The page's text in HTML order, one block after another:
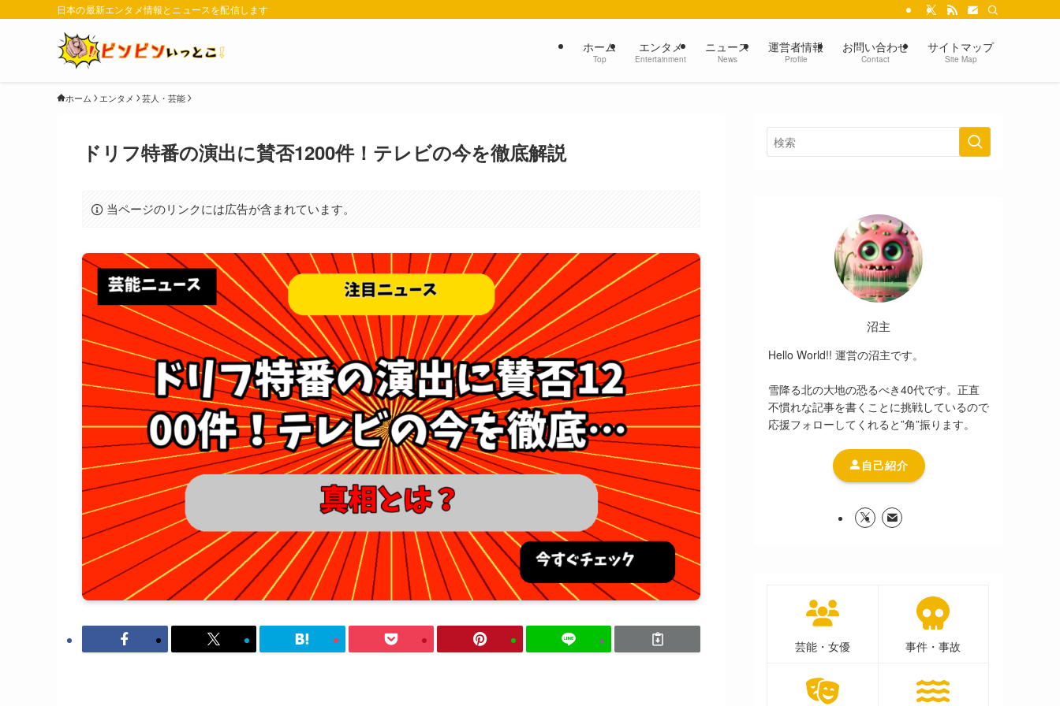
日本の最新エンタメ情報とニュースを配信します
ホーム
Top
エンタメ
Entertainment
ニュース
News
運営者情報
Profile
お問い合わせ
Contact
サイトマップ
Site Map
ホーム エンタメ 芸人・芸能
ドリフ特番の演出に賛否1200件！テレビの今を徹底解説
当ページのリンクには広告が含まれています。
沼主
Hello World!! 運営の沼主です。
雪降る北の大地の恐るべき40代です。正直
不慣れな記事を書くことに挑戦しているので
応援フォローしてくれると”角”振ります。
自己紹介
芸能・女優 事件・事故